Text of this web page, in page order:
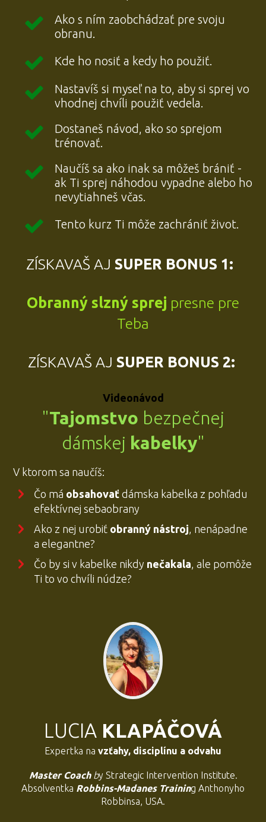
Ako s ním zaobchádzať pre svoju
obranu.
Kde ho nosiť a kedy ho použiť.
Nastavíš si myseľ na to, aby si sprej vo
vhodnej chvíli použiť vedela.
Dostaneš návod, ako so sprejom
trénovať.
Naučíš sa ako inak sa môžeš brániť -
ak Ti sprej náhodou vypadne alebo ho
nevytiahneš včas.
Tento kurz Ti môže zachrániť život.
ZÍSKAVAŠ AJ SUPER BONUS 1:
Obranný slzný sprej presne pre
Teba
ZÍSKAVAŠ AJ SUPER BONUS 2:
Videonávod
"Tajomstvo bezpečnej
dámskej kabelky"
V ktorom sa naučíš:
Čo má obsahovať dámska kabelka z pohľadu
efektívnej sebaobrany
Ako z nej urobiť obranný nástroj , nenápadne
a elegantne?
Čo by si v kabelke nikdy nečakala , ale pomôže
Ti to vo chvíli núdze?
LUCIA KLAPÁČOVÁ
Expertka na vzťahy, disciplínu a odvahu
Master Coachby Strategic Intervention Institute.
Absolventka Robbins-Madanes Training Anthonyho
Robbinsa, USA.